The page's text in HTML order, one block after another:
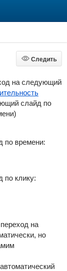
Следить
Следить
на следующий
слайд по
по времени:
по клику:
на
но